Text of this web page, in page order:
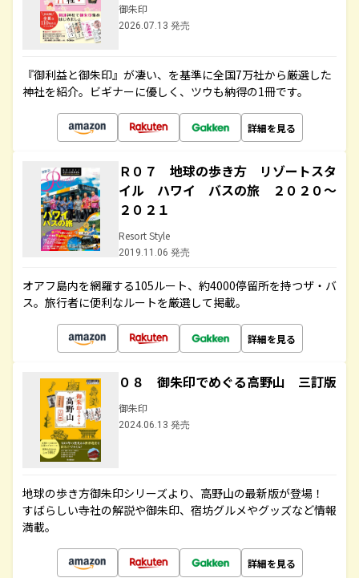
御朱印
2026.07.13 発売
『御利益と御朱印』が凄い、を基準に全国7万社から厳選した
神社を紹介。ビギナーに優しく、ツウも納得の1冊です。
詳細を見る
Ｒ０７ 地球の歩き方 リゾートスタ
イル ハワイ バスの旅 ２０２０～
２０２１
Resort Style
2019.11.06 発売
オアフ島内を網羅する105ルート、約4000停留所を持つザ・バ
ス。旅行者に便利なルートを厳選して掲載。
詳細を見る
０８ 御朱印でめぐる高野山 三訂版
御朱印
2024.06.13 発売
地球の歩き方御朱印シリーズより、高野山の最新版が登場！
すばらしい寺社の解説や御朱印、宿坊グルメやグッズなど情報
満載。
詳細を見る